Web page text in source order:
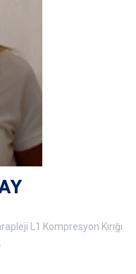
L1 Kompresyon Kırığı